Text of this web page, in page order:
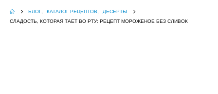
БЛОГ, КАТАЛОГ РЕЦЕПТОВ
ДЕСЕРТЫ
СЛАДОСТЬ, КОТОРАЯ ТАЕТ ВО РТУ: РЕЦЕПТ МОРОЖЕНОЕ БЕЗ СЛИВОК